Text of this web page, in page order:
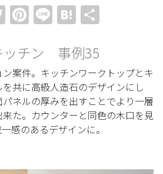
Twitter
Pinterest
LineHatena
ッチン 事例35
案件。キッチンワークトップとキ
共に高級人造石のデザインにし
ネルの厚みを出すことでより一層
た。カウンターと同色の木口を見
感のあるデザインに。